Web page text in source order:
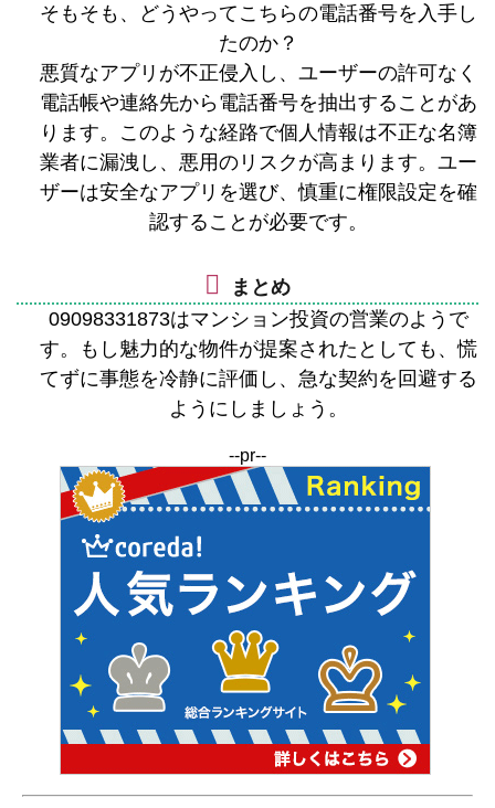
そもそも、どうやってこちらの電話番号を入手し
たのか？
悪質なアプリが不正侵入し、ユーザーの許可なく
電話帳や連絡先から電話番号を抽出することがあ
ります。このような経路で個人情報は不正な名簿
業者に漏洩し、悪用のリスクが高まります。ユー
ザーは安全なアプリを選び、慎重に権限設定を確
認することが必要です。
まとめ
09098331873はマンション投資の営業のようで
す。もし魅力的な物件が提案されたとしても、慌
てずに事態を冷静に評価し、急な契約を回避する
ようにしましょう。
--pr--